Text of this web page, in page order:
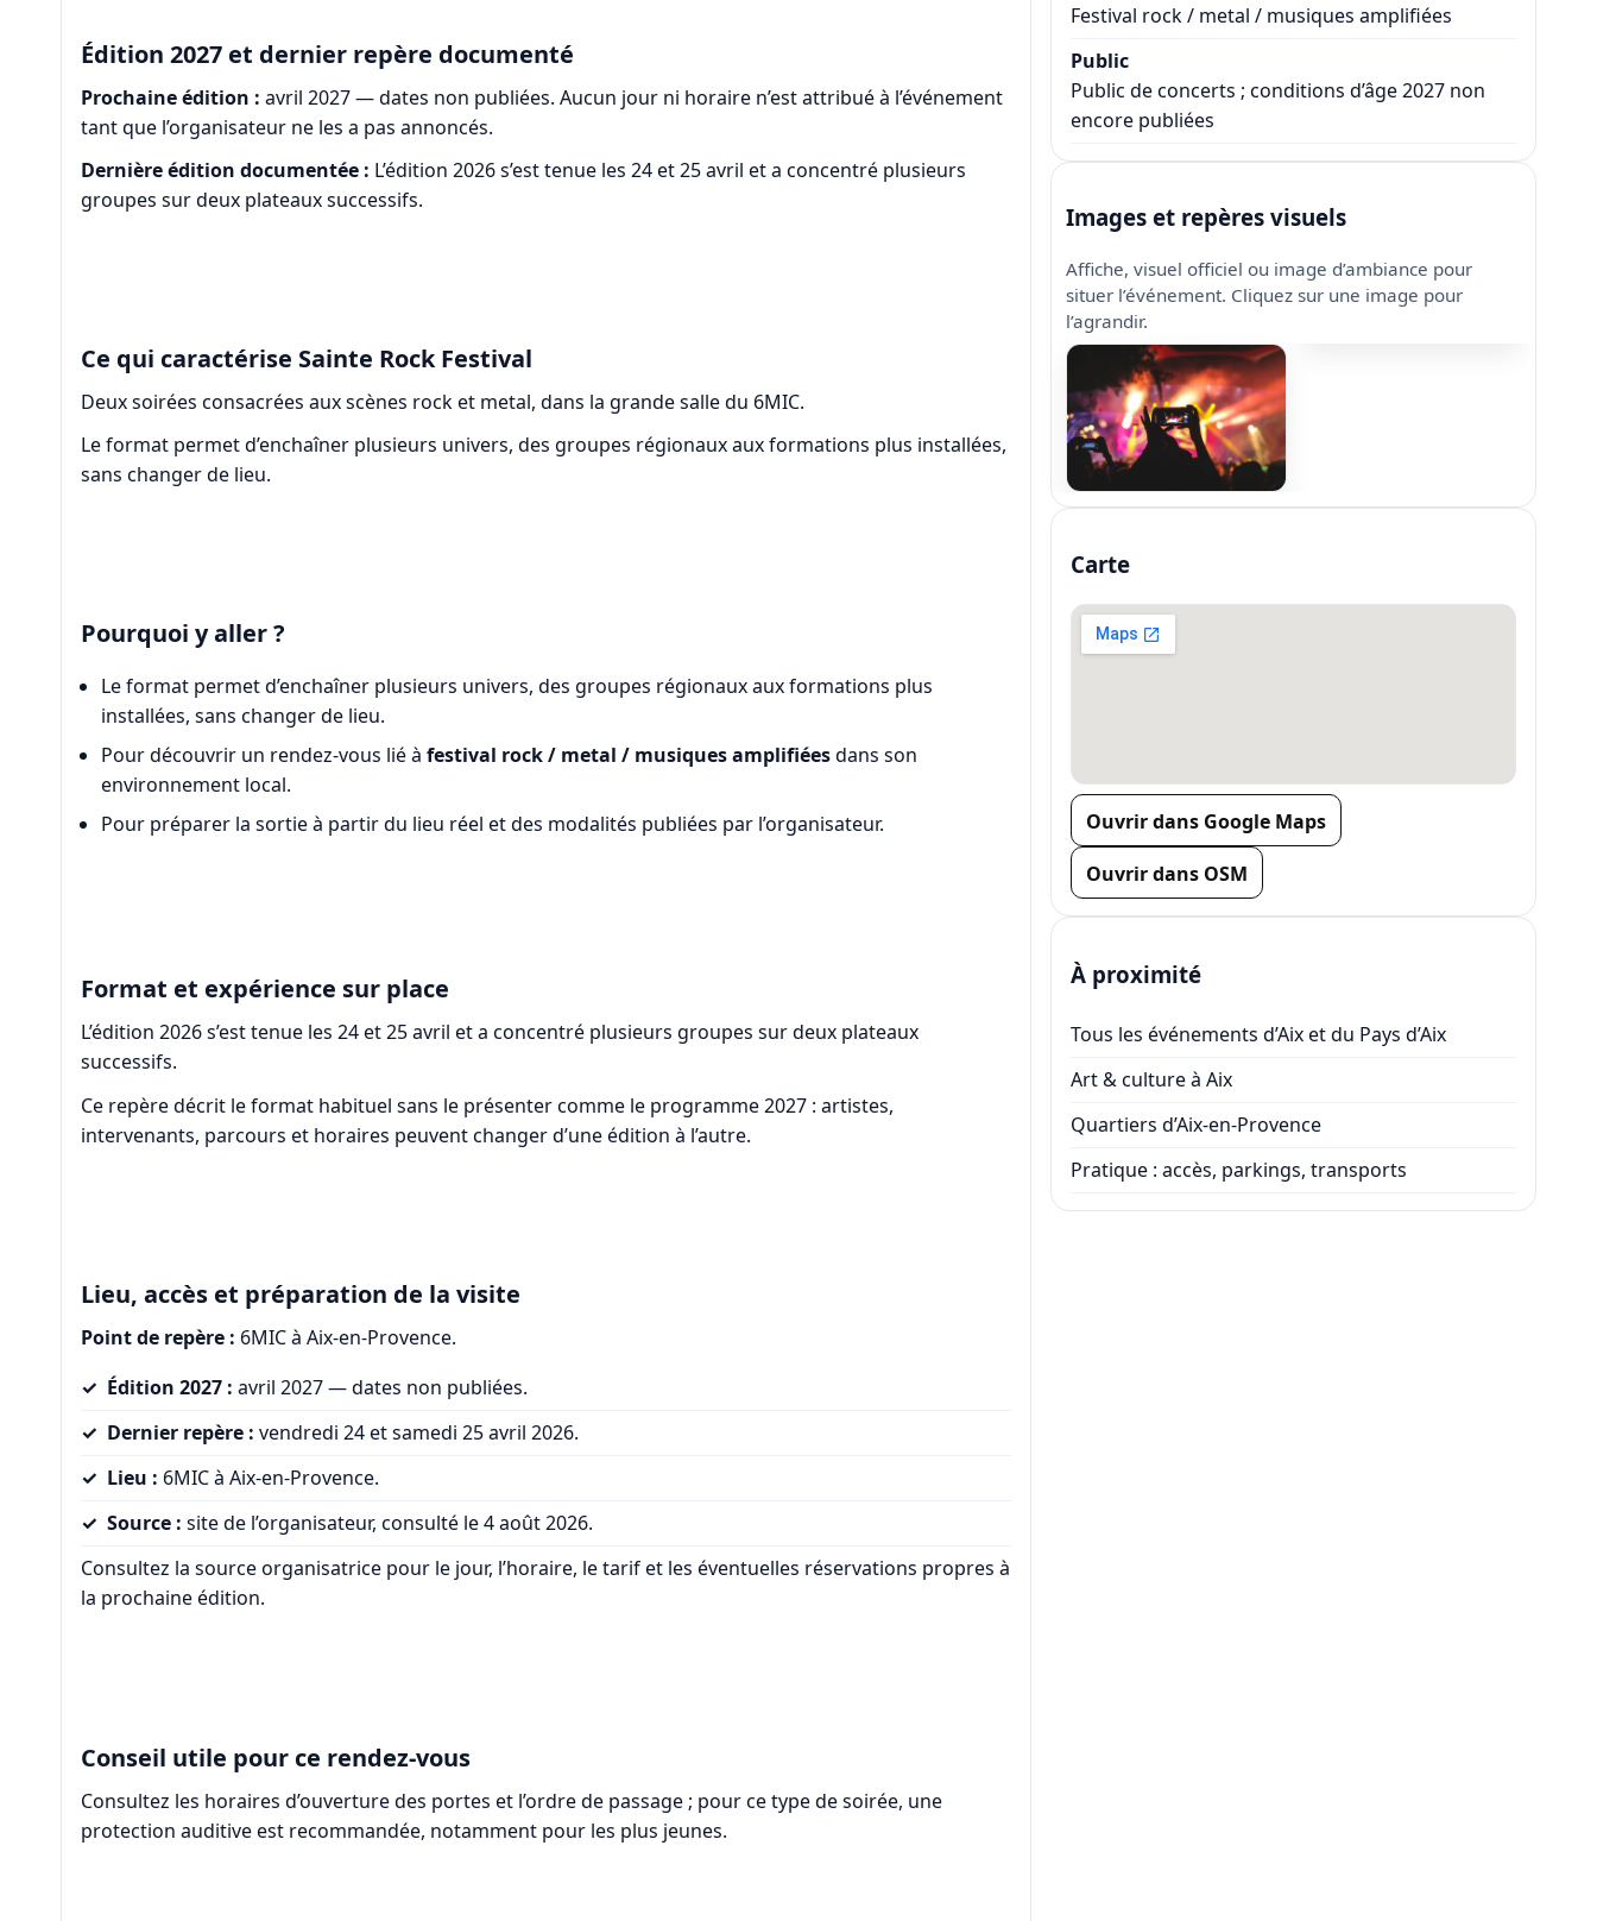
Édition 2027 et dernier repère documenté
Prochaine édition : avril 2027 — dates non publiées. Aucun jour ni horaire n’est attribué à l’événement
tant que l’organisateur ne les a pas annoncés.
Dernière édition documentée : L’édition 2026 s’est tenue les 24 et 25 avril et a concentré plusieurs
groupes sur deux plateaux successifs.
Ce qui caractérise Sainte Rock Festival
Deux soirées consacrées aux scènes rock et metal, dans la grande salle du 6MIC.
Le format permet d’enchaîner plusieurs univers, des groupes régionaux aux formations plus installées,
sans changer de lieu.
Pourquoi y aller ?
Le format permet d’enchaîner plusieurs univers, des groupes régionaux aux formations plus
installées, sans changer de lieu.
Pour découvrir un rendez-vous lié àfestival rock / metal / musiques amplifiéesdans son
environnement local.
Pour préparer la sortie à partir du lieu réel et des modalités publiées par l’organisateur.
Format et expérience sur place
L’édition 2026 s’est tenue les 24 et 25 avril et a concentré plusieurs groupes sur deux plateaux
successifs.
Ce repère décrit le format habituel sans le présenter comme le programme 2027 : artistes,
intervenants, parcours et horaires peuvent changer d’une édition à l’autre.
Lieu, accès et préparation de la visite
Point de repère : 6MIC à Aix-en-Provence.
Édition 2027 : avril 2027 — dates non publiées.
Dernier repère : vendredi 24 et samedi 25 avril 2026.
Lieu : 6MIC à Aix-en-Provence.
Source : site de l’organisateur, consulté le 4 août 2026.
Consultez la source organisatrice pour le jour, l’horaire, le tarif et les éventuelles réservations propres à
la prochaine édition.
Conseil utile pour ce rendez-vous
Consultez les horaires d’ouverture des portes et l’ordre de passage ; pour ce type de soirée, une
protection auditive est recommandée, notamment pour les plus jeunes.
Festival rock / metal / musiques amplifiées
Public
Public de concerts ; conditions d’âge 2027 non
encore publiées
Images et repères visuels
Affiche, visuel officiel ou image d’ambiance pour
situer l’événement. Cliquez sur une image pour
l’agrandir.
Carte
Ouvrir dans Google Maps
Ouvrir dans OSM
À proximité
Tous les événements d’Aix et du Pays d’Aix
Art & culture à Aix
Quartiers d’Aix-en-Provence
Pratique : accès, parkings, transports